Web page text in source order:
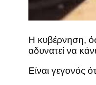
Η κυβέρνηση,
αδυνατεί να
Είναι γεγονός